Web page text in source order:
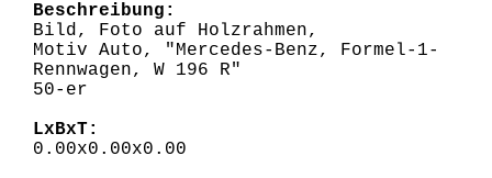
Beschreibung:
Bild, Foto auf Holzrahmen,
Motiv Auto, "Mercedes-Benz, Formel-1-
Rennwagen, W 196 R"
50-er
LxBxT:
0.00x0.00x0.00